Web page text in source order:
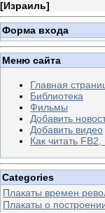
[Израиль]
Форма входа
Меню сайта
Главная
Библиотека
Фильмы
Добавить
Добавить видео
Как читать FB2,
Categories
Плакаты времен
Плакаты о